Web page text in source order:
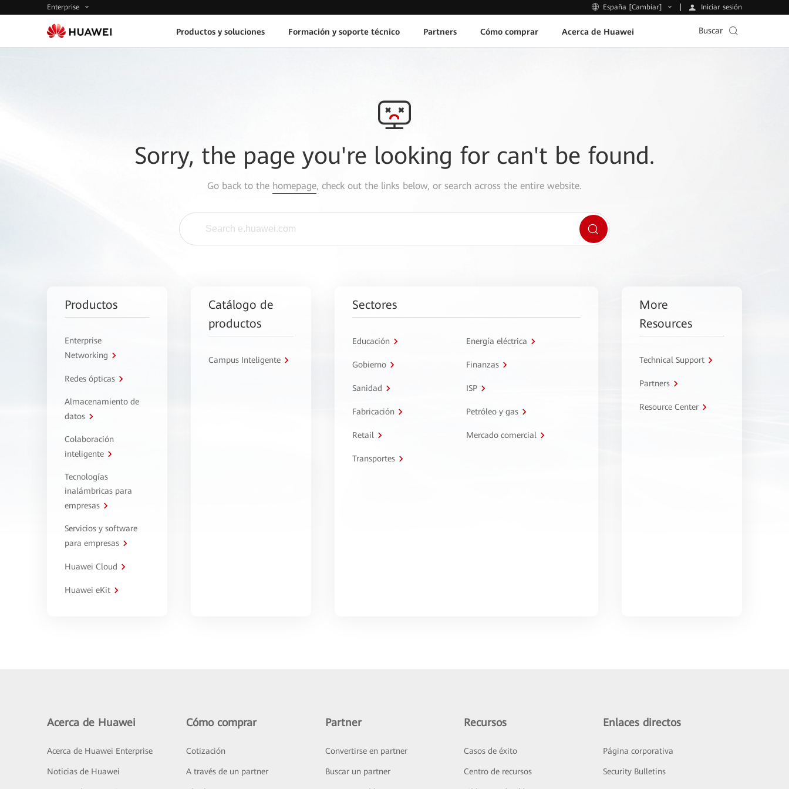
Enterprise España [Cambiar] Iniciar sesión
Productos y soluciones Formación y soporte técnico Partners Cómo comprar Acerca de Huawei Buscar
Sorry, the page you're looking for can't be found.
Go back to the homepage, check out the links below, or search across the entire website.
Productos
Enterprise
Networking
Redes ópticas
Almacenamiento de
datos
Colaboración
inteligente
Tecnologías
inalámbricas para
empresas
Servicios y software
para empresas
Huawei Cloud
Huawei eKit
Catálogo de
productos
Campus Inteligente
Sectores
Educación Energía eléctrica
Gobierno Finanzas
Sanidad ISP
Fabricación Petróleo y gas
Retail Mercado comercial
Transportes
More
Resources
Technical Support
Partners
Resource Center
Acerca de Huawei
Acerca de Huawei Enterprise
Noticias de Huawei
Cómo comprar
Cotización
A través de un partner
Partner
Convertirse en partner
Buscar un partner
Recursos
Casos de éxito
Centro de recursos
Enlaces directos
Página corporativa
Security Bulletins